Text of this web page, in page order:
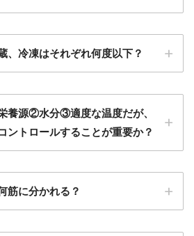
、冷凍はそれぞれ何度以下？
養源②水分③適度な温度だが、
ントロールすることが重要か？
筋に分かれる？